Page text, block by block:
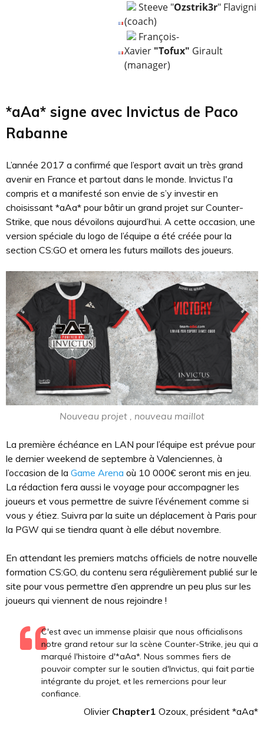
Steeve "Ozstrik3r" Flavigni
(coach)
François-
Xavier "Tofux" Girault
(manager)
*aAa* signe avec Invictus de Paco
Rabanne
L’année 2017 a confirmé que l’esport avait un très grand
avenir en France et partout dans le monde. Invictus l'a
compris et a manifesté son envie de s’y investir en
choisissant *aAa* pour bâtir un grand projet sur Counter-
Strike, que nous dévoilons aujourd’hui. A cette occasion, une
version spéciale du logo de l’équipe a été créée pour la
section CS:GO et ornera les futurs maillots des joueurs.
Nouveau projet , nouveau maillot
La première échéance en LAN pour l’équipe est prévue pour
le dernier weekend de septembre à Valenciennes, à
l’occasion de la Game Arena où 10 000€ seront mis en jeu.
La rédaction fera aussi le voyage pour accompagner les
joueurs et vous permettre de suivre l’événement comme si
vous y étiez. Suivra par la suite un déplacement à Paris pour
la PGW qui se tiendra quant à elle début novembre.
En attendant les premiers matchs officiels de notre nouvelle
formation CS:GO, du contenu sera régulièrement publié sur le
site pour vous permettre d’en apprendre un peu plus sur les
joueurs qui viennent de nous rejoindre !
C'est avec un immense plaisir que nous officialisons
notre grand retour sur la scène Counter-Strike, jeu qui a
marqué l'histoire d'*aAa*. Nous sommes fiers de
pouvoir compter sur le soutien d'Invictus, qui fait partie
intégrante du projet, et les remercions pour leur
confiance.
Olivier Chapter1 Ozoux, président *aAa*